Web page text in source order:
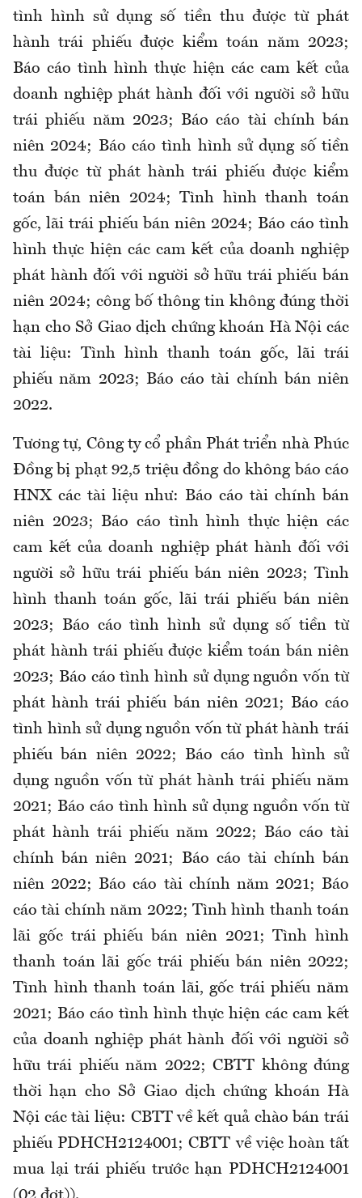
tình hình sử dụng số tiền thu được từ phát
hành trái phiếu được kiểm toán năm 2023;
Báo cáo tình hình thực hiện các cam kết của
doanh nghiệp phát hành đối với người sở hữu
trái phiếu năm 2023; Báo cáo tài chính bán
niên 2024; Báo cáo tình hình sử dụng số tiền
thu được từ phát hành trái phiếu được kiểm
toán bán niên 2024; Tình hình thanh toán
gốc, lãi trái phiếu bán niên 2024; Báo cáo tình
hình thực hiện các cam kết của doanh nghiệp
phát hành đối với người sở hữu trái phiếu bán
niên 2024; công bố thông tin không đúng thời
hạn cho Sở Giao dịch chứng khoán Hà Nội các
tài liệu: Tình hình thanh toán gốc, lãi trái
phiếu năm 2023; Báo cáo tài chính bán niên
2022.
Tương tự, Công ty cổ phần Phát triển nhà Phúc
Đồng bị phạt 92,5 triệu đồng do không báo cáo
HNX các tài liệu như: Báo cáo tài chính bán
niên 2023; Báo cáo tình hình thực hiện các
cam kết của doanh nghiệp phát hành đối với
người sở hữu trái phiếu bán niên 2023; Tình
hình thanh toán gốc, lãi trái phiếu bán niên
2023; Báo cáo tình hình sử dụng số tiền từ
phát hành trái phiếu được kiểm toán bán niên
2023; Báo cáo tình hình sử dụng nguồn vốn từ
phát hành trái phiếu bán niên 2021; Báo cáo
tình hình sử dụng nguồn vốn từ phát hành trái
phiếu bán niên 2022; Báo cáo tình hình sử
dụng nguồn vốn từ phát hành trái phiếu năm
2021; Báo cáo tình hình sử dụng nguồn vốn từ
phát hành trái phiếu năm 2022; Báo cáo tài
chính bán niên 2021; Báo cáo tài chính bán
niên 2022; Báo cáo tài chính năm 2021; Báo
cáo tài chính năm 2022; Tình hình thanh toán
lãi gốc trái phiếu bán niên 2021; Tình hình
thanh toán lãi gốc trái phiếu bán niên 2022;
Tình hình thanh toán lãi, gốc trái phiếu năm
2021; Báo cáo tình hình thực hiện các cam kết
của doanh nghiệp phát hành đối với người sở
hữu trái phiếu năm 2022; CBTT không đúng
thời hạn cho Sở Giao dịch chứng khoán Hà
Nội các tài liệu: CBTT về kết quả chào bán trái
phiếu PDHCH2124001; CBTT về việc hoàn tất
mua lại trái phiếu trước hạn PDHCH2124001